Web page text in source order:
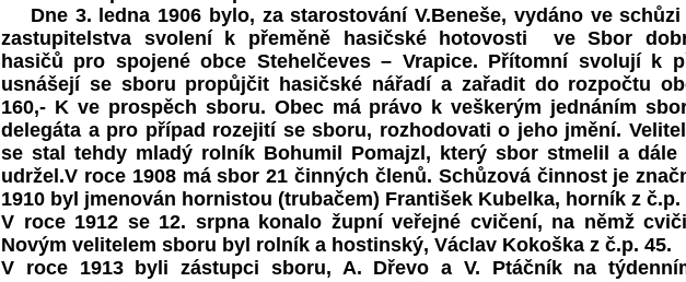
Dne 3. ledna 1906 bylo, za starostování V.Beneše, vydáno ve
zastupitelstva svolení k přeměně hasičské hotovosti ve Sbor
hasičů pro spojené obce Stehelčeves – Vrapice. Přítomní svolují k
usnášejí se sboru propůjčit hasičské nářadí a zařadit do rozpočtu
160,- K ve prospěch sboru. Obec má právo k veškerým jednáním
delegáta a pro případ rozejití se sboru, rozhodovati o jeho jmění.
se stal tehdy mladý rolník Bohumil Pomajzl, který sbor stmelil a dále
udržel.V roce 1908 má sbor 21 činných členů. Schůzová činnost je
1910 byl jmenován hornistou (trubačem) František Kubelka, horník z č.p.
V roce 1912 se 12. srpna konalo župní veřejné cvičení, na němž
Novým velitelem sboru byl rolník a hostinský, Václav Kokoška z č.p. 45.
V roce 1913 byli zástupci sboru, A. Dřevo a V. Ptáčník na